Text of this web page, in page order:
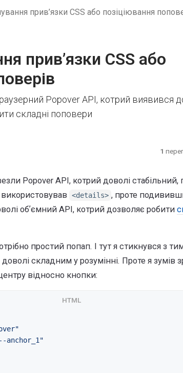
прив’язки CSS або позіціювання
прив’язки CSS або
Popover API, котрий виявився
складні поповери
1
Popover API, котрий доволі стабільний,
<details> , проте
обʼємний API, котрий дозволяє робити
простий попап. І тут я стикнувся з
складним у розумінні. Проте я зумів
відносно кнопки:
anchor_1"